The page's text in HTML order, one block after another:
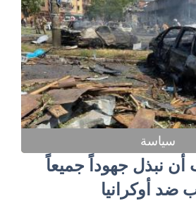
سياسة
نبذل جهوداً جميعاً
ضد أوكرانيا